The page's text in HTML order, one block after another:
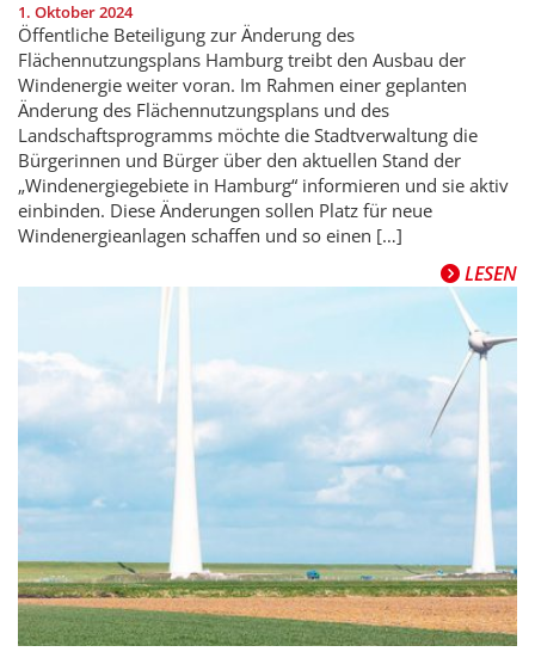
1. Oktober 2024
Öffentliche Beteiligung zur Änderung des
Flächennutzungsplans Hamburg treibt den Ausbau der
Windenergie weiter voran. Im Rahmen einer geplanten
Änderung des Flächennutzungsplans und des
Landschaftsprogramms möchte die Stadtverwaltung die
Bürgerinnen und Bürger über den aktuellen Stand der
„Windenergiegebiete in Hamburg“ informieren und sie aktiv
einbinden. Diese Änderungen sollen Platz für neue
Windenergieanlagen schaffen und so einen […]
LESEN